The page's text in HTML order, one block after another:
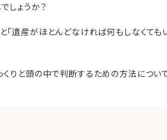
しょうか？
遺産がほとんどなければ何もしなくても
りと頭の中で判断するための方法につい